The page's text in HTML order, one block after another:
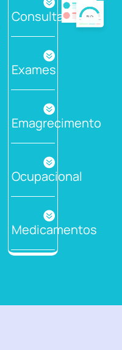
Consultas
Exames
Emagrecimento
Ocupacional
Medicamentos